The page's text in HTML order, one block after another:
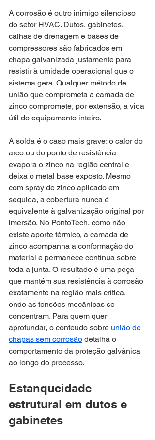
A corrosão é outro inimigo silencioso
do setor HVAC. Dutos, gabinetes,
calhas de drenagem e bases de
compressores são fabricados em
chapa galvanizada justamente para
resistir à umidade operacional que o
sistema gera. Qualquer método de
união que comprometa a camada de
zinco compromete, por extensão, a vida
útil do equipamento inteiro.
A solda é o caso mais grave: o calor do
arco ou do ponto de resistência
evapora o zinco na região central e
deixa o metal base exposto. Mesmo
com spray de zinco aplicado em
seguida, a cobertura nunca é
equivalente à galvanização original por
imersão. No PontoTech, como não
existe aporte térmico, a camada de
zinco acompanha a conformação do
material e permanece contínua sobre
toda a junta. O resultado é uma peça
que mantém sua resistência à corrosão
exatamente na região mais crítica,
onde as tensões mecânicas se
concentram. Para quem quer
aprofundar, o conteúdo sobre união de
chapas sem corrosão detalha o
comportamento da proteção galvânica
ao longo do processo.
Estanqueidade
estrutural em dutos e
gabinetes